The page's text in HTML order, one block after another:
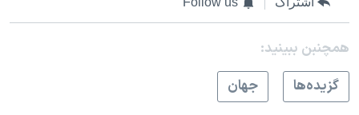
همچنبن ببینید:
گزيده‌ها
جهان